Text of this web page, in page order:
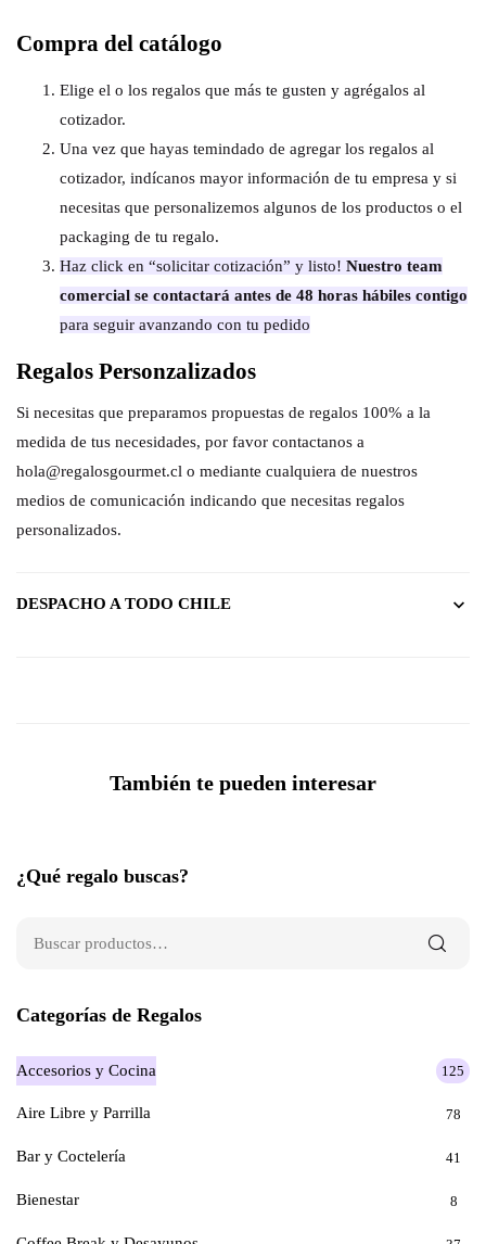
Compra del catálogo
Elige el o los regalos que más te gusten y agrégalos al
cotizador.
Una vez que hayas temindado de agregar los regalos al
cotizador, indícanos mayor información de tu empresa y si
necesitas que personalizemos algunos de los productos o el
packaging de tu regalo.
Haz click en “solicitar cotización” y listo! Nuestro team
comercial se contactará antes de 48 horas hábiles contigo
para seguir avanzando con tu pedido
Regalos Personzalizados
Si necesitas que preparamos propuestas de regalos 100% a la
medida de tus necesidades, por favor contactanos a
hola@regalosgourmet.cl o mediante cualquiera de nuestros
medios de comunicación indicando que necesitas regalos
personalizados.
DESPACHO A TODO CHILE
También te pueden interesar
¿Qué regalo buscas?
Categorías de Regalos
Accesorios y Cocina 125
Aire Libre y Parrilla 78
Bar y Coctelería 41
Bienestar 8